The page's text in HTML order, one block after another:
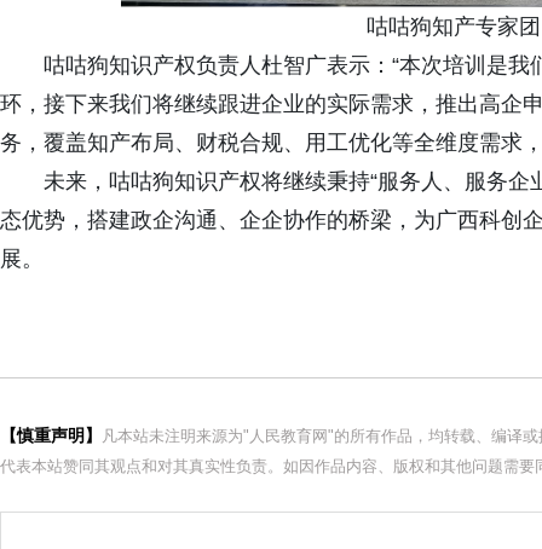
咕咕狗知产专家
咕咕狗知识产权负责人杜智广表示：“本次培训是
环，接下来我们将继续跟进企业的实际需求，推出高企
务，覆盖知产布局、财税合规、用工优化等全维度需求
未来，咕咕狗知识产权将继续秉持“服务人、服务
态优势，搭建政企沟通、企企协作的桥梁，为广西科创
展。
【慎重声明】
凡本站未注明来源为"人民教育网"的所有作品，均转载、编译
代表本站赞同其观点和对其真实性负责。如因作品内容、版权和其他问题需